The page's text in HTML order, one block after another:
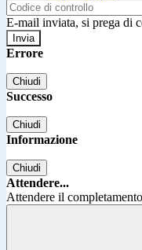
E-mail inviata, si prega di
Errore
Chiudi
Successo
Chiudi
Informazione
Chiudi
Attendere...
Attendere il